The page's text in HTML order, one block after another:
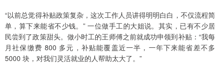
“以前总觉得补贴政策复杂，这次工作人员讲得明明白白，不仅流程简
单，算下来能省不少钱。” 一位做手工的大姐说。其实，已有不少居
民尝到了政策甜头。做小时工的王师傅之前就成功申领到补贴：“我每
月社保缴费 800 多元，补贴能覆盖近一半，一年下来能省差不多
5000 块，对我们灵活就业的人帮助太大了。”